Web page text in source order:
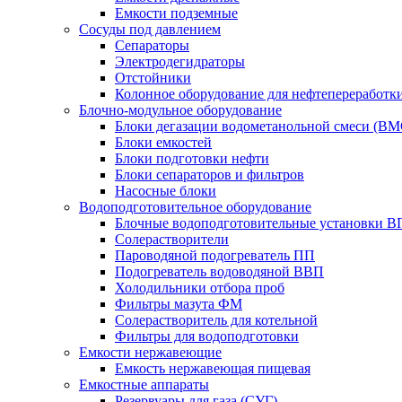
Емкости подземные
Сосуды под давлением
Сепараторы
Электродегидраторы
Отстойники
Колонное оборудование для
Блочно-модульное оборудование
Блоки дегазации водометанольной смеси
Блоки емкостей
Блоки подготовки нефти
Блоки сепараторов и фильтров
Насосные блоки
Водоподготовительное оборудование
Блочные водоподготовительные установки
Солерастворители
Пароводяной подогреватель ПП
Подогреватель водоводяной ВВП
Холодильники отбора проб
Фильтры мазута ФМ
Солерастворитель для котельной
Фильтры для водоподготовки
Емкости нержавеющие
Емкость нержавеющая пищевая
Емкостные аппараты